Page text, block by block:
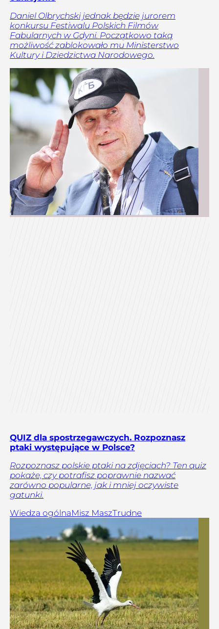
Daniel Olbrychski jednak będzie jurorem
konkursu Festiwalu Polskich Filmów
Fabularnych w Gdyni. Początkowo taką
możliwość zablokowało mu Ministerstwo
Kultury i Dziedzictwa Narodowego.
QUIZ dla spostrzegawczych. Rozpoznasz
ptaki występujące w Polsce?
Rozpoznasz polskie ptaki na zdjęciach? Ten quiz
pokaże, czy potrafisz poprawnie nazwać
zarówno popularne, jak i mniej oczywiste
gatunki.
Wiedza ogólnaMisz MaszTrudne